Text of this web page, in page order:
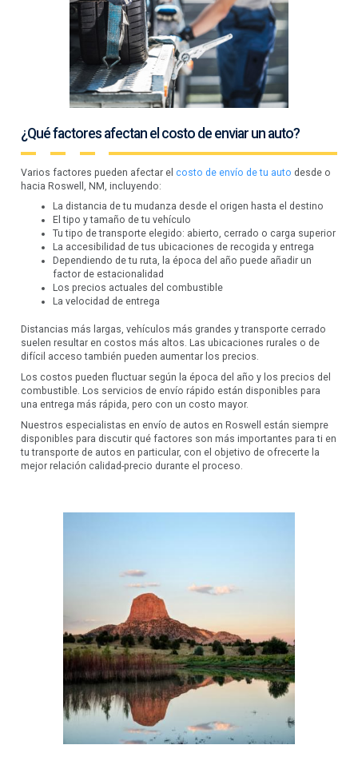
¿Qué factores afectan el costo de enviar un auto?
Varios factores pueden afectar elcosto de envío de tu auto desde o
hacia Roswell, NM, incluyendo:
La distancia de tu mudanza desde el origen hasta el destino
El tipo y tamaño de tu vehículo
Tu tipo de transporte elegido: abierto, cerrado o carga superior
La accesibilidad de tus ubicaciones de recogida y entrega
Dependiendo de tu ruta, la época del año puede añadir un
factor de estacionalidad
Los precios actuales del combustible
La velocidad de entrega
Distancias más largas, vehículos más grandes y transporte cerrado
suelen resultar en costos más altos. Las ubicaciones rurales o de
difícil acceso también pueden aumentar los precios.
Los costos pueden fluctuar según la época del año y los precios del
combustible. Los servicios de envío rápido están disponibles para
una entrega más rápida, pero con un costo mayor.
Nuestros especialistas en envío de autos en Roswell están siempre
disponibles para discutir qué factores son más importantes para ti en
tu transporte de autos en particular, con el objetivo de ofrecerte la
mejor relación calidad-precio durante el proceso.